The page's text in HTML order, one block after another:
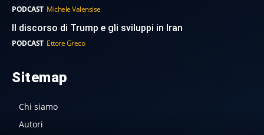
PODCAST Michele Valensise
Il discorso di Trump e gli sviluppi in Iran
PODCAST Ettore Greco
Sitemap
Chi siamo
Autori